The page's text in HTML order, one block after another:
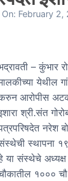
February 2,
– कुंभार
येथील
आरोपीस अटक
श्री.संत
नरेश
स्थापना
या संस्थेचे अध्यक्ष
१०००